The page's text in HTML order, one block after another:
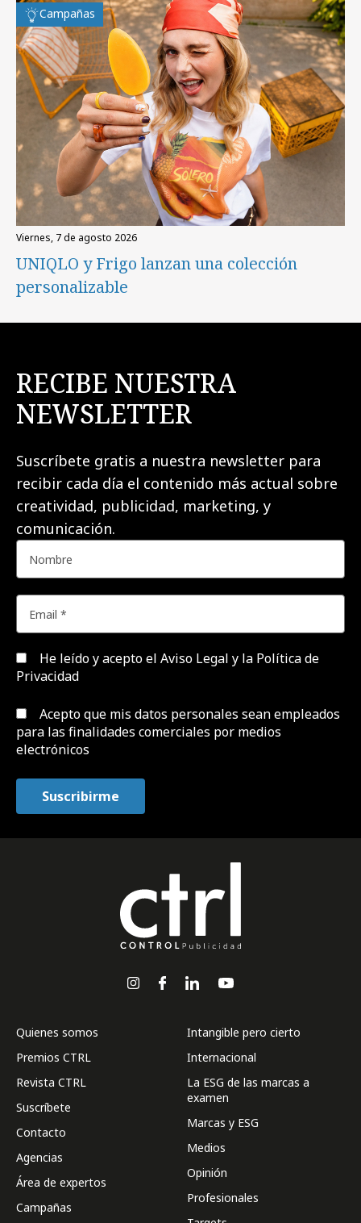
Campañas
viernes, 7 de agosto 2026
UNIQLO y Frigo lanzan una colección
personalizable
RECIBE NUESTRA
NEWSLETTER
Suscríbete gratis a nuestra newsletter para
recibir cada día el contenido más actual sobre
creatividad, publicidad, marketing, y
comunicación.
He leído y acepto el Aviso Legal y la Política de
Privacidad
Acepto que mis datos personales sean empleados
para las finalidades comerciales por medios
electrónicos
Quienes somos
Premios CTRL
Revista CTRL
Suscríbete
Contacto
Agencias
Área de expertos
Campañas
Intangible pero cierto
Internacional
La ESG de las marcas a
examen
Marcas y ESG
Medios
Opinión
Profesionales